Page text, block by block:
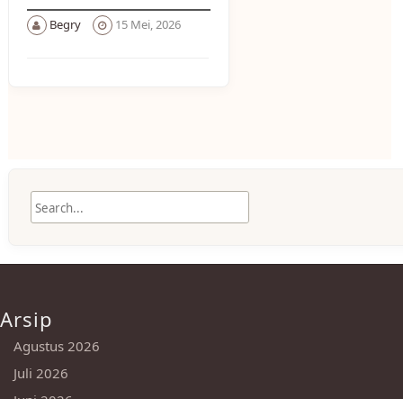
Begry 15 Mei, 2026
Arsip
Agustus 2026
Juli 2026